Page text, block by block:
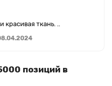
красивая ткань. ..
позиций в